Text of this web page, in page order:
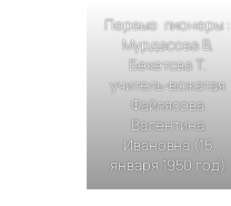
Первые пионеры :
Мурдасова В,
Бекетова Т.
учитель-вожатая
Файлясова
Валентина
Ивановна (15
января 1950 год)